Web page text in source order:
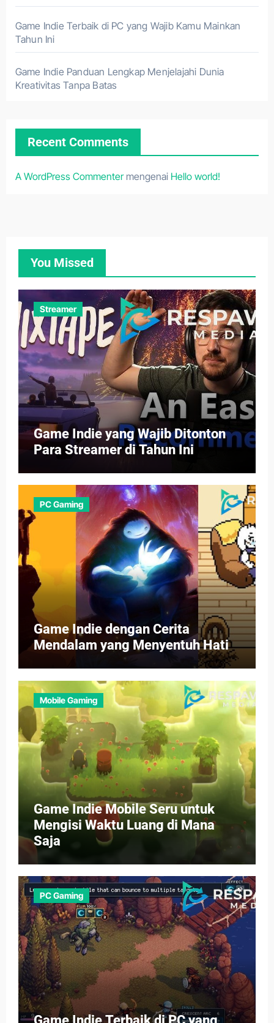
Game Indie Terbaik di PC yang Wajib Kamu Mainkan
Tahun Ini
Game Indie Panduan Lengkap Menjelajahi Dunia
Kreativitas Tanpa Batas
Recent Comments
A WordPress Commentermengenai Hello world!
You Missed
Streamer
Game Indie yang Wajib Ditonton
Para Streamer di Tahun Ini
PC Gaming
Game Indie dengan Cerita
Mendalam yang Menyentuh Hati
Mobile Gaming
Game Indie Mobile Seru untuk
Mengisi Waktu Luang di Mana
Saja
PC Gaming